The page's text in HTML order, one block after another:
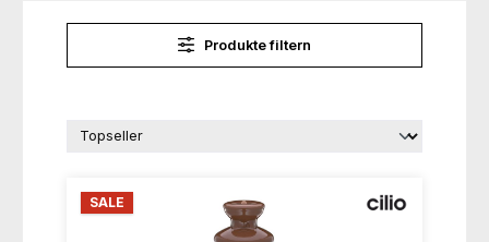
Produkte filtern
SALE